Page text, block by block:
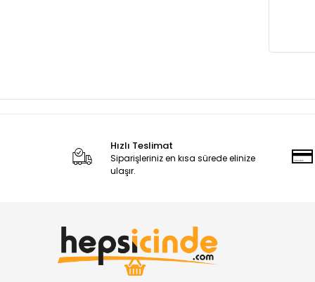
Hızlı Teslimat
Siparişleriniz en kısa sürede elinize
ulaşır.